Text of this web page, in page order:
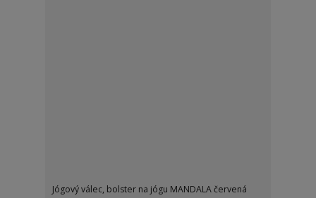
Jógový válec, bolster na jógu MANDALA červená